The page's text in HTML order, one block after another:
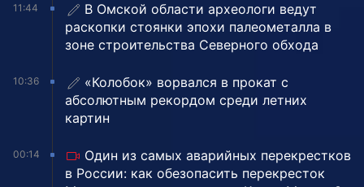
11:44
В Омской области археологи ведут
раскопки стоянки эпохи палеометалла в
зоне строительства Северного обхода
10:36
«Колобок» ворвался в прокат с
абсолютным рекордом среди летних
картин
00:14
Один из самых аварийных перекрестков
в России: как обезопасить перекресток